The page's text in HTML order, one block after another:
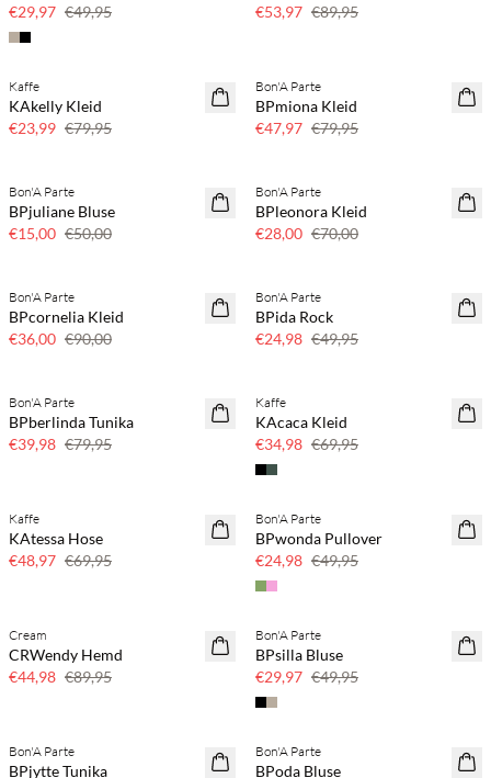
€29,97 €49,95
€53,97 €89,95
70 % Rabatt
Nur noch wenige
Kaffe
KAkelly Kleid
€23,99 €79,95
40 % Rabatt
Bon'A Parte
BPmiona Kleid
€47,97 €79,95
70 % Rabatt
Nur noch wenige
Bon'A Parte
BPjuliane Bluse
€15,00 €50,00
60 % Rabatt
Bon'A Parte
BPleonora Kleid
€28,00 €70,00
60 % Rabatt
Bon'A Parte
BPcornelia Kleid
€36,00 €90,00
50 % Rabatt
Bon'A Parte
BPida Rock
€24,98 €49,95
50 % Rabatt
Bon'A Parte
BPberlinda Tunika
€39,98 €79,95
50 % Rabatt
Kaffe
KAcaca Kleid
€34,98 €69,95
30 % Rabatt
Kaffe
KAtessa Hose
€48,97 €69,95
50 % Rabatt
Bon'A Parte
BPwonda Pullover
€24,98 €49,95
50 % Rabatt
Cream
CRWendy Hemd
€44,98 €89,95
40 % Rabatt
Bon'A Parte
BPsilla Bluse
€29,97 €49,95
60 % Rabatt
Bon'A Parte
BPjytte Tunika
40 % Rabatt
Bon'A Parte
BPoda Bluse